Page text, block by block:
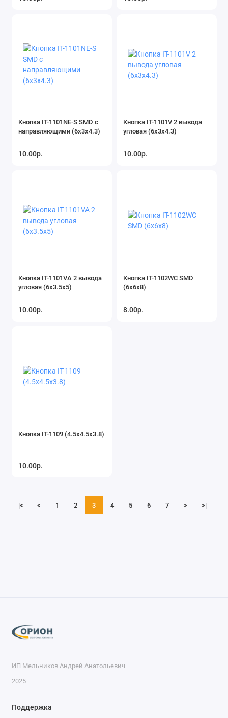
Кнопка IT-1101NE-S SMD с
направляющими (6х3х4.3)
10.00р.
Кнопка IT-1101V 2 вывода
угловая (6х3х4.3)
10.00р.
Кнопка IT-1101VA 2 вывода
угловая (6х3.5х5)
10.00р.
Кнопка IT-1102WC SMD
(6x6x8)
8.00р.
Кнопка IT-1109 (4.5x4.5x3.8)
10.00р.
|< < 1 2 3 4 5 6 7 > >|
ИП Мельников Андрей Анатольевич
2025
Поддержка